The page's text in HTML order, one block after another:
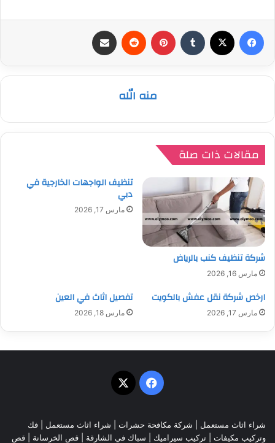
فيسبوك بينتيريست
منه الله
مقالات ذات صلة
شركة تنظيف كنب بالرياض
مارس 16, 2026
تنظيف الواجهات الخارجية في
دبي
مارس 17, 2026
ارخص شركة نقل عفش بالكويت
مارس 17, 2026
تفصيل اثاث في العين
مارس 18, 2026
فيسبوك
‫X
شراء اثاث مستعمل شركة مكافحة حشرات شراء اثاث مستعمل
فك
وتركيب مكيفات | تركيب سيراميك | سباك في الشارقة قص الخرسانة | قص